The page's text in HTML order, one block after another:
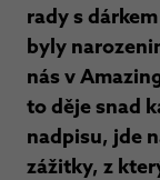
rady s
byly
nás v
to děje snad
nadpisu, jde
zážitky, z